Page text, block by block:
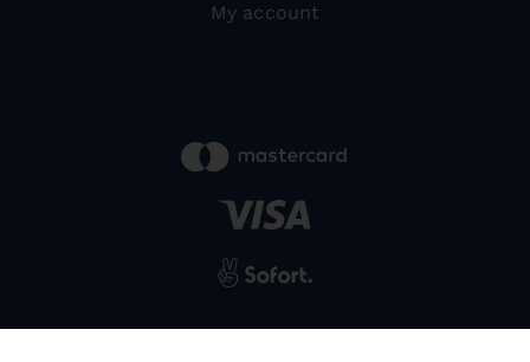
My account